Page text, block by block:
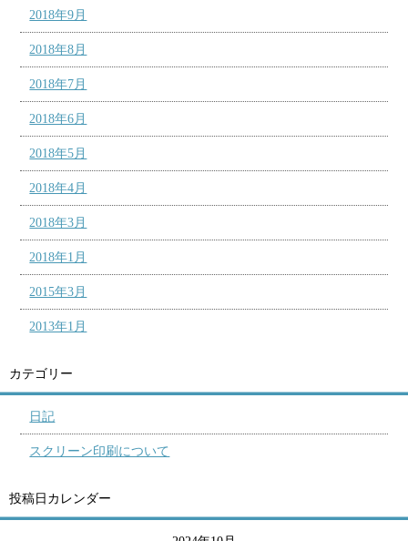
2018年9月
2018年8月
2018年7月
2018年6月
2018年5月
2018年4月
2018年3月
2018年1月
2015年3月
2013年1月
カテゴリー
日記
スクリーン印刷について
投稿日カレンダー